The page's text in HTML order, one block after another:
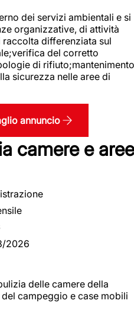
dei servizi ambientali e si
organizzative, di attività
differenziata sul
del corretto
di rifiuto;mantenimento
sicurezza nelle aree di
annuncio
camere e aree
2026
delle camere della
campeggio e case mobili